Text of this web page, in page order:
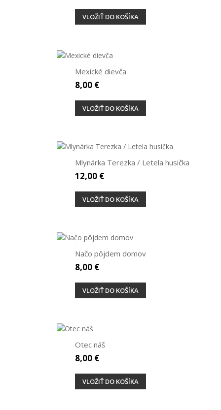
VLOŽIŤ DO KOŠÍKA
Mexické dievča
8,00 €
VLOŽIŤ DO KOŠÍKA
Mlynárka Terezka / Letela husička
12,00 €
VLOŽIŤ DO KOŠÍKA
Načo pôjdem domov
8,00 €
VLOŽIŤ DO KOŠÍKA
Otec náš
8,00 €
VLOŽIŤ DO KOŠÍKA